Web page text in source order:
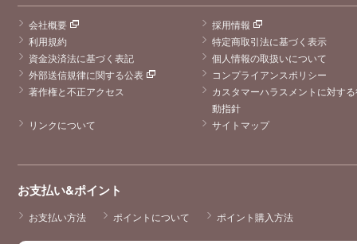
会社概要
採用情報
利用規約
特定商取引法に基づく表示
資金決済法に基づく表記
個人情報の取扱いについて
外部送信規律に関する公表
コンプライアンスポリシー
著作権と不正アクセス
カスタマーハラスメントに対す
動指針
リンクについて
サイトマップ
お支払い&ポイント
お支払い方法 ポイントについて ポイント購入方法